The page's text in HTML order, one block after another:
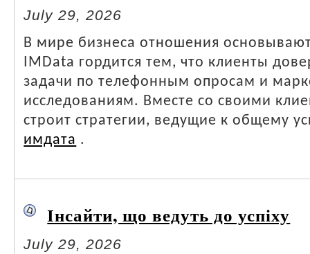
July 29, 2026
В мире бизнеса отношения
IMData гордится тем, что клиенты
задачи по телефонным опросам и
исследованиям. Вместе со своими
строит стратегии, ведущие к общему
имдата .
Інсайти, що ведуть до успіху
July 29, 2026